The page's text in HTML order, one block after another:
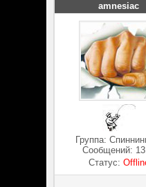
amnesiac
Группа:
Сообщений:
Статус: